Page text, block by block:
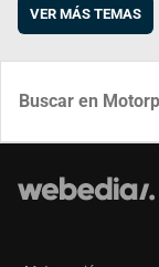
VER MÁS TEMAS